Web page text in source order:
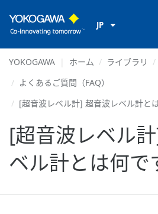
JP
YOKOGAWA ホーム ライブラリ
よくあるご質問（FAQ）
[超音波レベル計] 超音波レベル計と
[超音波レベル
ベル計とは何で